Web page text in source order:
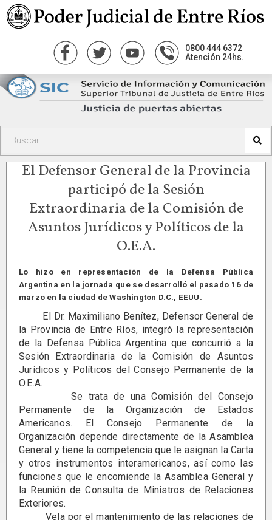
0800 444 6372
Atención 24hs.
El Defensor General de la Provincia
participó de la Sesión
Extraordinaria de la Comisión de
Asuntos Jurídicos y Políticos de la
O.E.A.
Lo hizo en representación de la Defensa Pública
Argentina en la jornada que se desarrolló el pasado 16 de
marzo en la ciudad de Washington D.C., EEUU.
El Dr. Maximiliano Benítez, Defensor General de
la Provincia de Entre Ríos, integró la representación
de la Defensa Pública Argentina que concurrió a la
Sesión Extraordinaria de la Comisión de Asuntos
Jurídicos y Políticos del Consejo Permanente de la
O.E.A.
Se trata de una Comisión del Consejo
Permanente de la Organización de Estados
Americanos. El Consejo Permanente de la
Organización depende directamente de la Asamblea
General y tiene la competencia que le asignan la Carta
y otros instrumentos interamericanos, así como las
funciones que le encomiende la Asamblea General y
la Reunión de Consulta de Ministros de Relaciones
Exteriores.
Vela por el mantenimiento de las relaciones de